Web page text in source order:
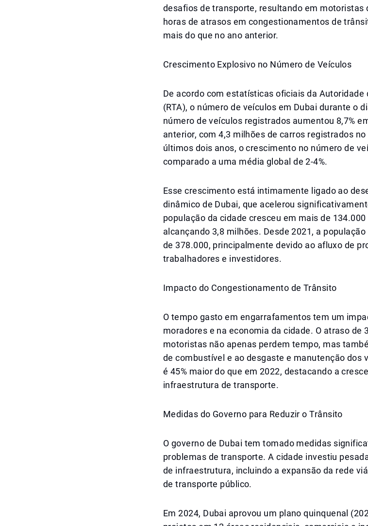
desafios de transporte, resultando em motoristas
horas de atrasos em congestionamentos de
mais do que no ano anterior.
Crescimento Explosivo no Número de Veículos
De acordo com estatísticas oficiais da Autoridade
(RTA), o número de veículos em Dubai durante o
número de veículos registrados aumentou 8,7%
anterior, com 4,3 milhões de carros registrados
últimos dois anos, o crescimento no número de
comparado a uma média global de 2-4%.
Esse crescimento está intimamente ligado ao
dinâmico de Dubai, que acelerou
população da cidade cresceu em mais de
alcançando 3,8 milhões. Desde 2021, a
de 378.000, principalmente devido ao afluxo de
trabalhadores e investidores.
Impacto do Congestionamento de Trânsito
O tempo gasto em engarrafamentos tem um
moradores e na economia da cidade. O atraso de
motoristas não apenas perdem tempo, mas
de combustível e ao desgaste e manutenção dos
é 45% maior do que em 2022, destacando a
infraestrutura de transporte.
Medidas do Governo para Reduzir o Trânsito
O governo de Dubai tem tomado medidas
problemas de transporte. A cidade investiu
de infraestrutura, incluindo a expansão da rede
de transporte público.
Em 2024, Dubai aprovou um plano quinquenal